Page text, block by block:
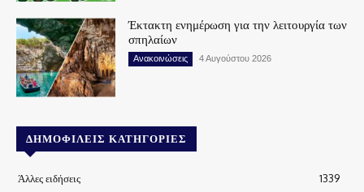
Έκτακτη ενημέρωση για την λειτουργία των
σπηλαίων
Ανακοινώσεις 4 Αυγούστου 2026
ΔΗΜΟΦΙΛΕΊΣ ΚΑΤΗΓΟΡΊΕΣ
Άλλες ειδήσεις
1339